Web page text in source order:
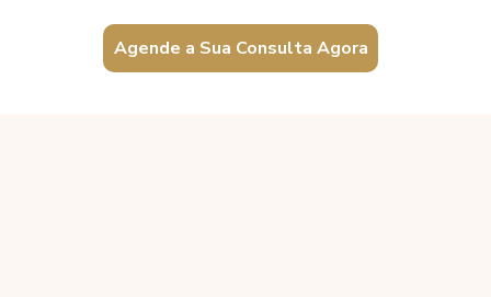
Agende a Sua Consulta Agora